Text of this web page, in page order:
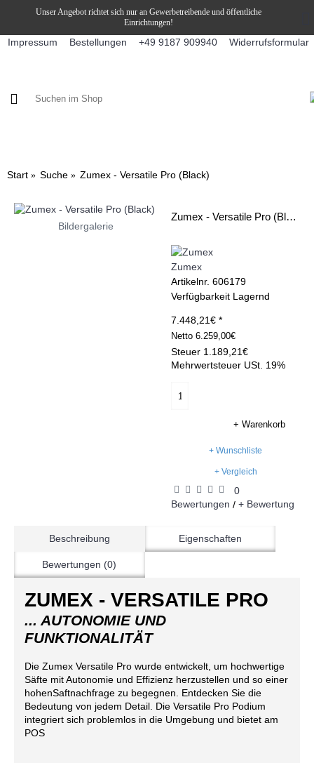
Unser Angebot richtet sich nur an Gewerbetreibende und öffentliche
Einrichtungen!
Impressum Bestellungen +49 9187 909940 Widerrufsformular
Start Suche Zumex - Versatile Pro (Black)
Bildergalerie
Zumex - Versatile Pro (Black)
Zumex
Artikelnr. 606179
Verfügbarkeit Lagernd
7.448,21€ *
Netto 6.259,00€
Steuer 1.189,21€
Mehrwertsteuer USt. 19%
+ Warenkorb
+ Wunschliste
+ Vergleich
0
Bewertungen / + Bewertung
Beschreibung Eigenschaften
Bewertungen (0)
ZUMEX - VERSATILE PRO
... AUTONOMIE UND
FUNKTIONALITÄT
Die Zumex Versatile Pro wurde entwickelt, um hochwertige
Säfte mit Autonomie und Effizienz herzustellen und so einer
hohenSaftnachfrage zu begegnen. Entdecken Sie die
Bedeutung von jedem Detail. Die Versatile Pro Podium
integriert sich problemlos in die Umgebung und bietet am
POS